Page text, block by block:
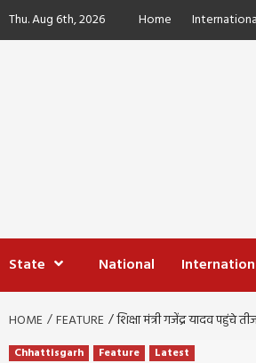
Skip
toThu. Aug 6th, 2026 Home
State National
HOME FEATURE शिक्षा मंत्री गजेंद्र यादव पहुंचे
Chhattisgarh Feature Latest